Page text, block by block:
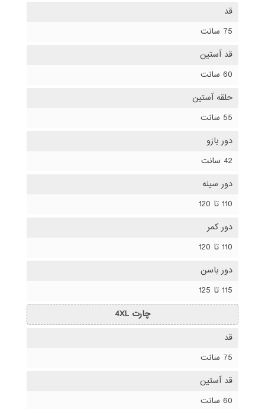
قد
75 سانت
قد آستین
60 سانت
حلقه آستین
55 سانت
دور بازو
42 سانت
دور سینه
110 تا 120
دور کمر
110 تا 120
دور باسن
115 تا 125
چارت 4XL
قد
75 سانت
قد آستین
60 سانت